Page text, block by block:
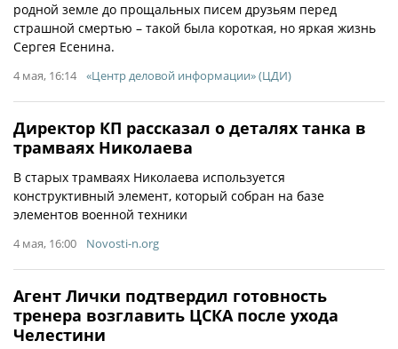
родной земле до прощальных писем друзьям перед
страшной смертью – такой была короткая, но яркая жизнь
Сергея Есенина.
4 мая, 16:14 «Центр деловой информации» (ЦДИ)
Директор КП рассказал о деталях танка в
трамваях Николаева
В старых трамваях Николаева используется
конструктивный элемент, который собран на базе
элементов военной техники
4 мая, 16:00 Novosti-n.org
Агент Лички подтвердил готовность
тренера возглавить ЦСКА после ухода
Челестини